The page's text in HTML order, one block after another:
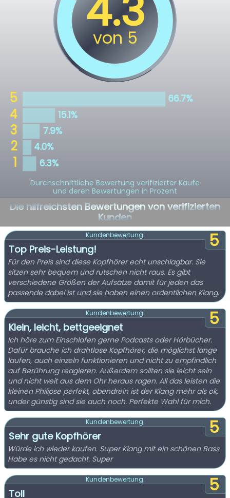
Durchschnittliche Bewertung verifizierter Käufe
und deren Bewertungen in Prozent
Die hilfreichsten Bewertungen von verifizierten
Kunden
5
Kundenbewertung:
Top Preis-Leistung!
Für den Preis sind diese Kopfhörer echt unschlagbar. Sie
sitzen sehr bequem und rutschen nicht raus. Es gibt
verschiedene Größen der Aufsätze damit für jeden das
passende dabei ist und sie haben einen ordentlichen Klang.
5
Kundenbewertung:
Klein, leicht, bettgeeignet
Ich höre zum Einschlafen gerne Podcasts oder Hörbücher.
Dafür brauche ich drahtlose Kopfhörer, die möglichst lange
laufen, auch einzeln funktionieren und nicht zu empfindlich
auf Berührung reagieren. Außerdem sollten sie leicht sein
und nicht weit aus dem Ohr heraus ragen. All das leisten die
kleinen Philipse perfekt, obendrein ist der Klang mehr als ok,
under günstig sind sie auch noch. Perfekte Wahl für mich.
5
Kundenbewertung:
Sehr gute Kopfhörer
Würde ich wieder kaufen. Super Klang mit ein schönen Bass
Habe es nicht gedacht. Super
5
Kundenbewertung:
Toll